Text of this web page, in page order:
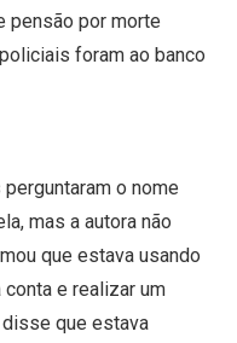
pensão por morte
foram ao banco
o nome
mas a autora não
que estava usando
e realizar um
que estava